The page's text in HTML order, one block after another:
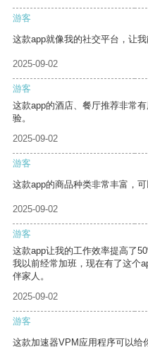
游客
这款app就像我的社交平台，让
2025-09-02
游客
这款app的酒店、餐厅推荐非常
验。
2025-09-02
游客
这款app的商品种类非常丰富，可
2025-09-02
游客
这款app让我的工作效率提高了
我以前经常加班，现在有了这个
伴家人。
2025-09-02
游客
这款加速器VPM应用程序可以给